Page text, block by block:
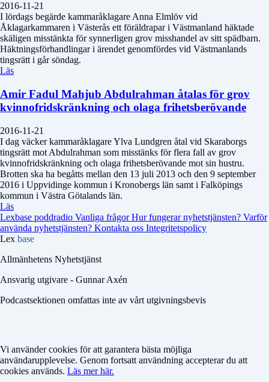
2016-11-21
I lördags begärde kammaråklagare Anna Elmlöv vid
Åklagarkammaren i Västerås ett föräldrapar i Västmanland häktade
skäligen misstänkta för synnerligen grov misshandel av sitt spädbarn.
Häktningsförhandlingar i ärendet genomfördes vid Västmanlands
tingsrätt i går söndag.
Läs
Amir Fadul Mahjub Abdulrahman åtalas för grov
kvinnofridskränkning och olaga frihetsberövande
2016-11-21
I dag väcker kammaråklagare Ylva Lundgren åtal vid Skaraborgs
tingsrätt mot Abdulrahman som misstänks för flera fall av grov
kvinnofridskränkning och olaga frihetsberövande mot sin hustru.
Brotten ska ha begåtts mellan den 13 juli 2013 och den 9 september
2016 i Uppvidinge kommun i Kronobergs län samt i Falköpings
kommun i Västra Götalands län.
Läs
Lexbase poddradio Vanliga frågorHur fungerar nyhetstjänsten? Varför
använda nyhetstjänsten? Kontakta oss Integritetspolicy
Lex base
Allmänhetens Nyhetstjänst
Ansvarig utgivare - Gunnar Axén
Podcastsektionen omfattas inte av vårt utgivningsbevis
Vi använder cookies för att garantera bästa möjliga
användarupplevelse. Genom fortsatt användning accepterar du att
cookies används. Läs mer här.